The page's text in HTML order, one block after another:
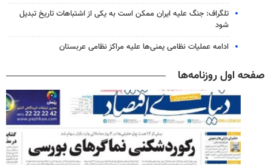
تلگراف: جنگ علیه ایران ممکن است به یکی از اشتباهات تاریخ تبدیل
شود
ادامه عملیات نظامی یمنی‌ها علیه مراکز نظامی عربستان
صفحه اول روزنامه‌ها